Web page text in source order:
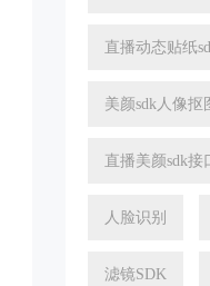
直播动态贴纸
美颜sdk人像抠
直播美颜sdk接
人脸识别
滤镜SDK